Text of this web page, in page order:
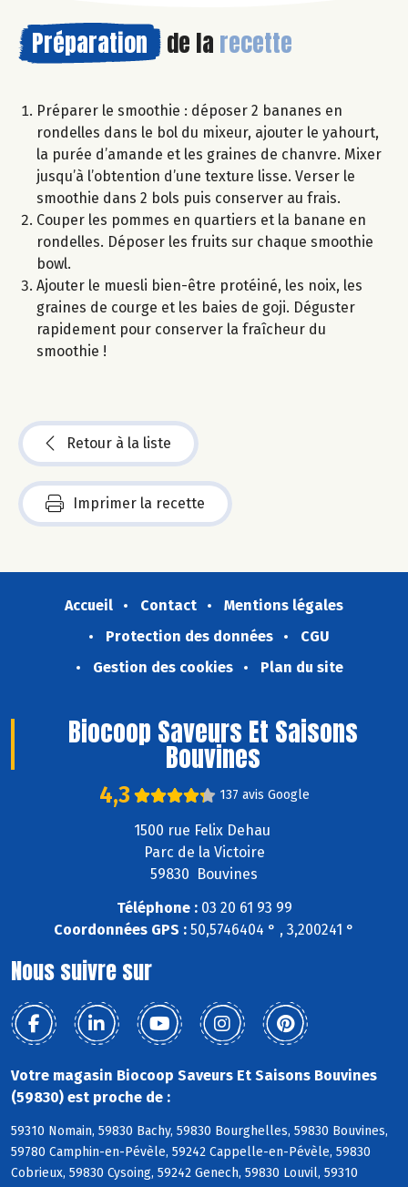
Préparation de la recette
Préparer le smoothie : déposer 2 bananes en
rondelles dans le bol du mixeur, ajouter le yahourt,
la purée d’amande et les graines de chanvre. Mixer
jusqu’à l’obtention d’une texture lisse. Verser le
smoothie dans 2 bols puis conserver au frais.
Couper les pommes en quartiers et la banane en
rondelles. Déposer les fruits sur chaque smoothie
bowl.
Ajouter le muesli bien-être protéiné, les noix, les
graines de courge et les baies de goji. Déguster
rapidement pour conserver la fraîcheur du
smoothie !
Retour à la liste
Imprimer la recette
Accueil Contact
Mentions légales
Protection des données
CGU
Gestion des cookies
Plan du site
Biocoop Saveurs Et Saisons
Bouvines
4,3 137 avis Google
1500 rue Felix Dehau
Parc de la Victoire
59830 Bouvines
Téléphone :03 20 61 93 99
Coordonnées GPS : 50,5746404 ° , 3,200241 °
Nous suivre sur
Votre magasin Biocoop Saveurs Et Saisons Bouvines
(59830) est proche de :
59310 Nomain, 59830 Bachy, 59830 Bourghelles, 59830 Bouvines,
59780 Camphin-en-Pévèle, 59242 Cappelle-en-Pévèle, 59830
Cobrieux, 59830 Cysoing, 59242 Genech, 59830 Louvil, 59310